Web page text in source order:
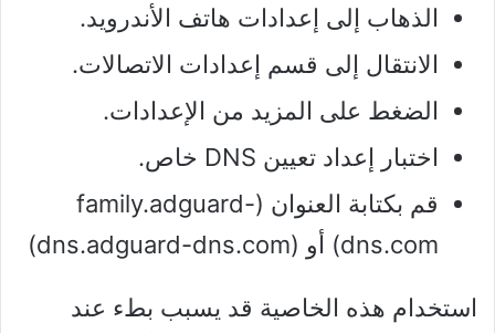
الذهاب إلى إعدادات هاتف الأندرويد.
الانتقال إلى قسم إعدادات الاتصالات.
الضغط على المزيد من الإعدادات.
اختبار إعداد تعيين DNS خاص.
قم بكتابة العنوان (family.adguard-
dns.com) أو (dns.adguard-dns.com)
استخدام هذه الخاصية قد يسبب بطء عند